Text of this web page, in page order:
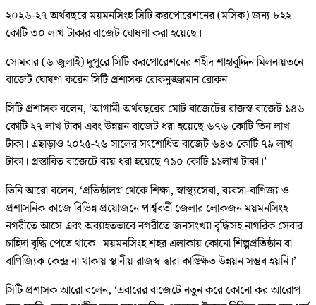
২০২৬-২৭ অর্থবছরে ময়মনসিংহ সিটি করপোরেশনের (মসিক) জন্য ৮২২
কোটি ৩০ লাখ টাকার বাজেট ঘোষণা করা হয়েছে।
সোমবার (৬ জুলাই) দুপুরে সিটি করপোরেশনের শহীদ শাহাবুদ্দিন মিলনায়তনে
বাজেট ঘোষণা করেন সিটি প্রশাসক রোকনুজ্জামান রোকন।
সিটি প্রশাসক বলেন, ‘আগামী অর্থবছরের মোট বাজেটের রাজস্ব বাজেট ১৪৬
কোটি ২৭ লাখ টাকা এবং উন্নয়ন বাজেট ধরা হয়েছে ৬৭৬ কোটি তিন লাখ
টাকা। এছাড়াও ২০২৫-২৬ সালের সংশোধিত বাজেট ৬৪৩ কোটি ৭৯ লাখ
টাকা। প্রস্তাবিত বাজেটে ব্যয় ধরা হয়েছে ৭৯০ কোটি ১১লাখ টাকা।’
তিনি আরো বলেন, ‘প্রতিষ্ঠালগ্ন থেকে শিক্ষা, স্বাস্থ্যসেবা, ব্যবসা-বাণিজ্য ও
প্রশাসনিক কাজে বিভিন্ন প্রয়োজনে পার্শ্ববর্তী জেলার লোকজন ময়মনসিংহ
নগরীতে আসে এবং অব্যাহতভাবে নগরীতে জনসংখ্যা বৃদ্ধিসহ নাগরিক সেবার
চাহিদা বৃদ্ধি পেতে থাকে। ময়মনসিংহ শহর এলাকায় কোনো শিল্পপ্রতিষ্ঠান বা
বাণিজ্যিক কেন্দ্র না থাকায় স্থানীয় রাজস্ব দ্বারা কাঙ্ক্ষিত উন্নয়ন সম্ভব হয়নি।’
সিটি প্রশাসক আরো বলেন, ‘এবারের বাজেটে নতুন করে কোনো কর আরোপ